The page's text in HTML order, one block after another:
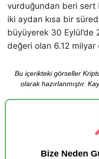
vurduğundan beri sert
iki aydan kısa bir
büyüyerek 30
değeri olan 6.12 milyar
Bu içerikteki görseller
olarak hazırlanmıştır.
Bize Neden